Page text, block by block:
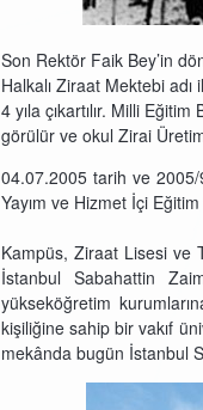
Son Rektör Faik Bey’in
Halkalı Ziraat Mektebi
4 yıla çıkartılır. Milli
görülür ve okul Zirai
04.07.2005 tarih ve 2005/
Yayım ve Hizmet İçi
Kampüs, Ziraat Lisesi ve
İstanbul Sabahattin
yükseköğretim
kişiliğine sahip bir vakıf
mekânda bugün İstanbul